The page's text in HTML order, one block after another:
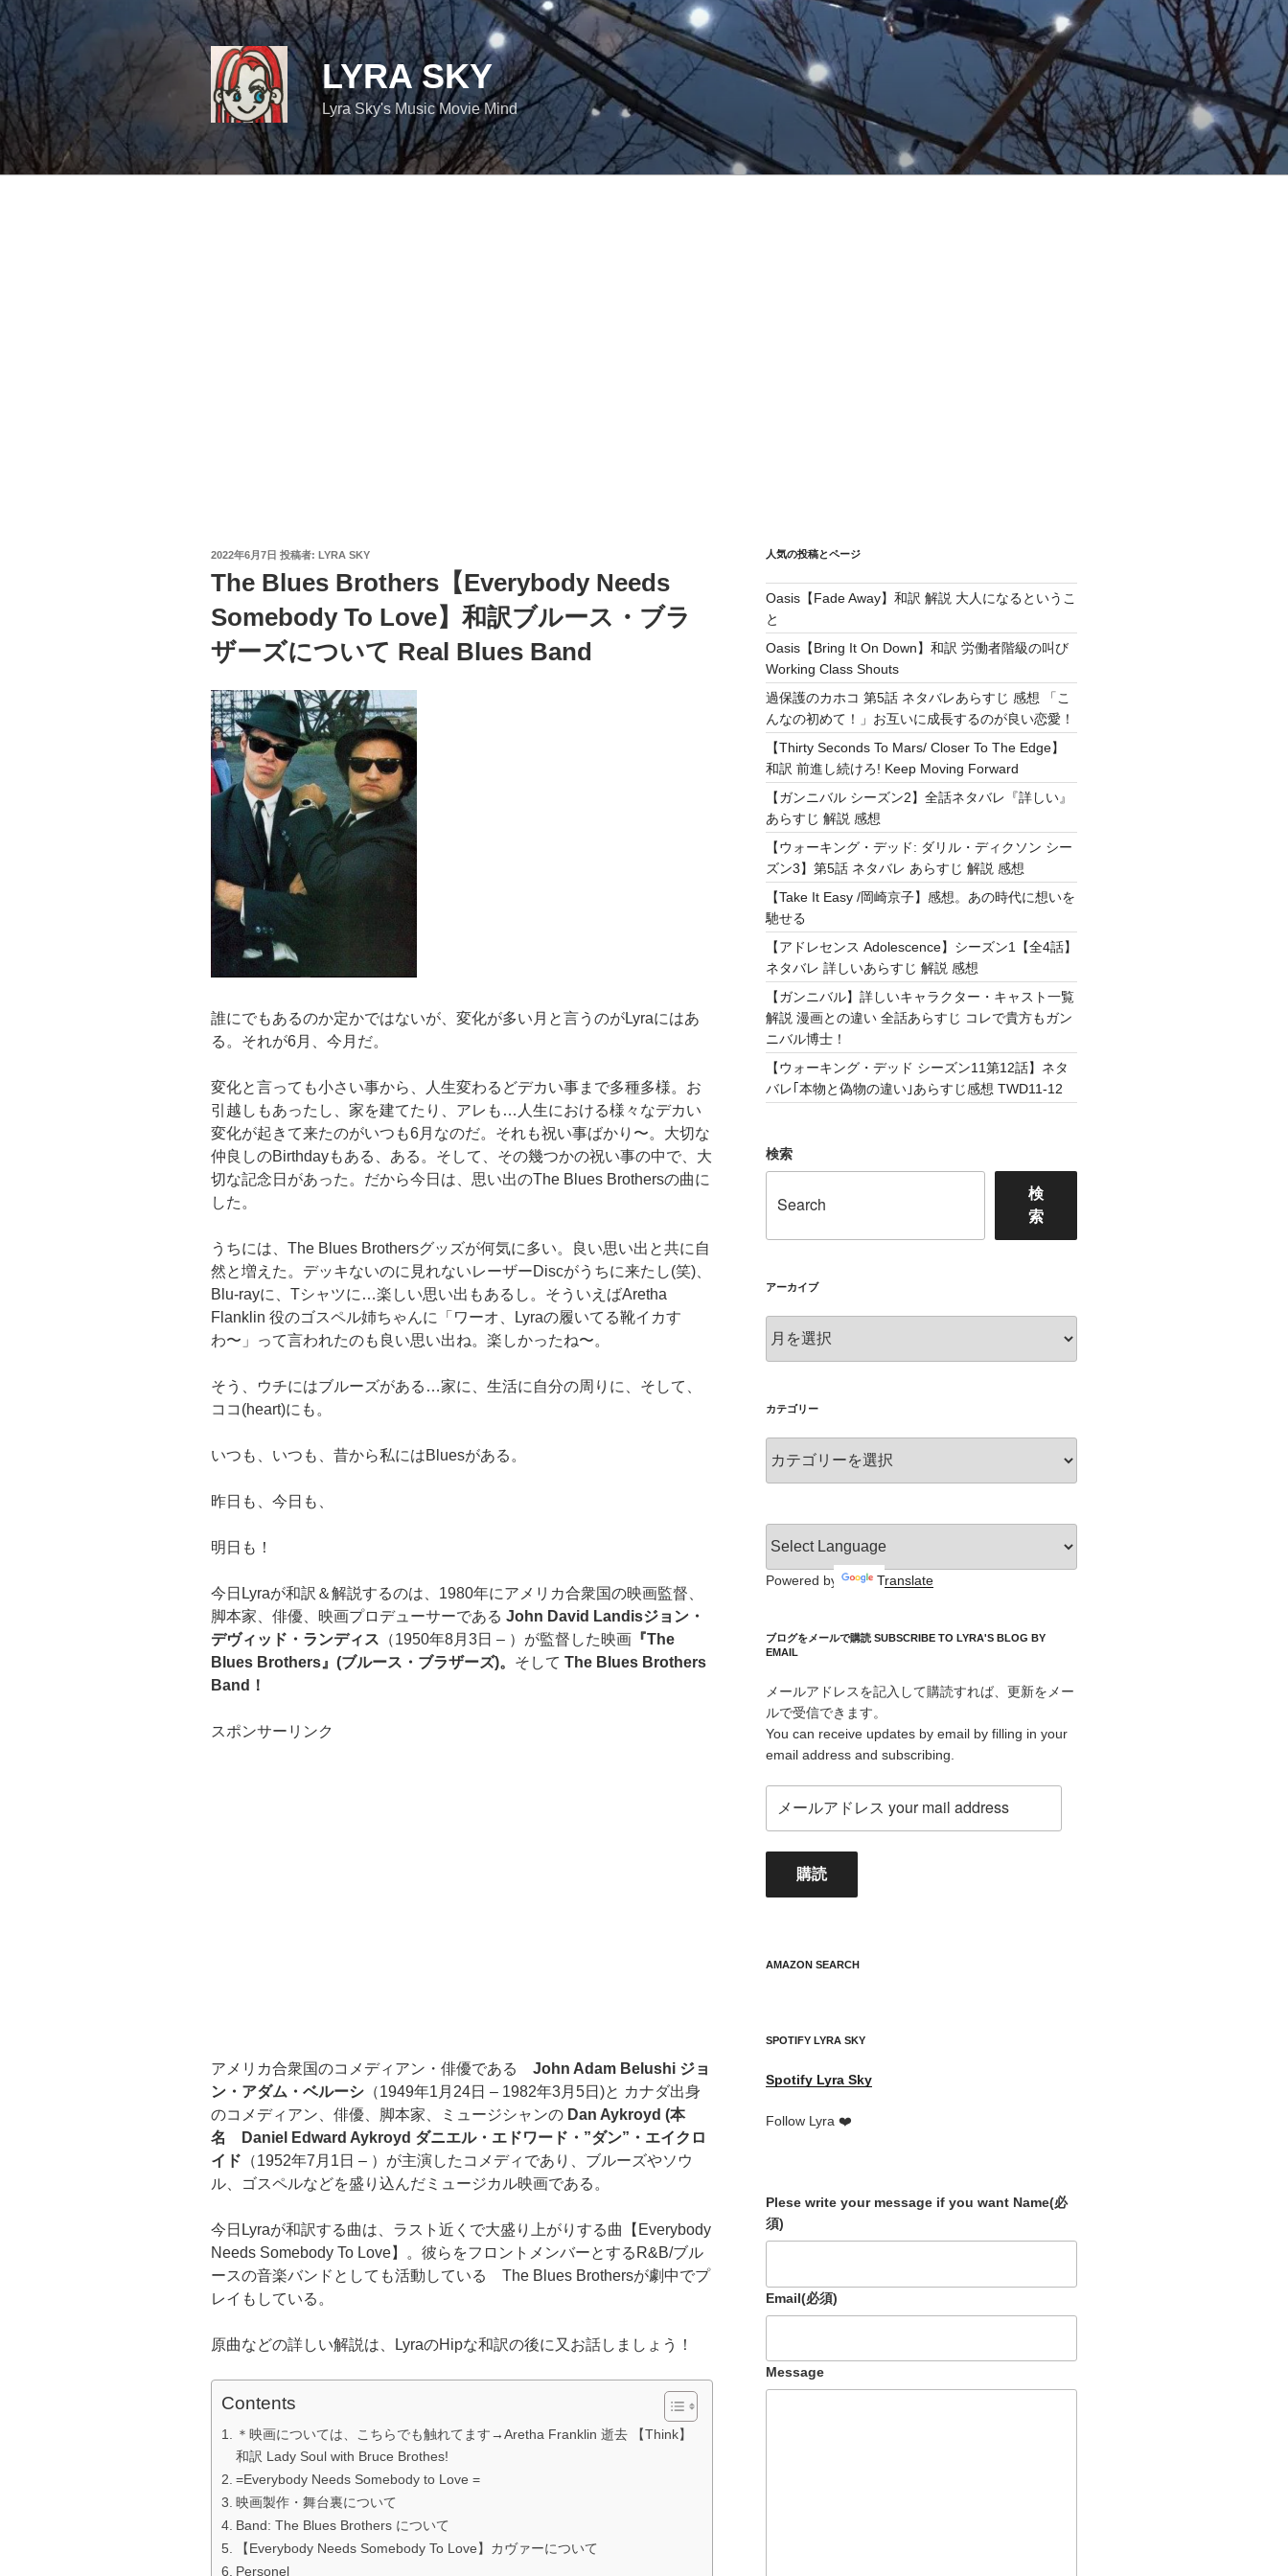
コ
テ
ン
ツ
へ
ス
キ
LYRA SKY
Lyra Sky's Music Movie Mind
投
2022年6月7日 投稿者: LYRA SKY
The Blues Brothers【Everybody Needs
Somebody To Love】和訳ブルース・ブラ
ザーズについて Real Blues Band
誰にでもあるのか定かではないが、変化が多い月と言うのがLyraにはあ
る。それが6月、今月だ。
変化と言っても小さい事から、人生変わるどデカい事まで多種多様。お
引越しもあったし、家を建てたり、アレも…人生における様々なデカい
変化が起きて来たのがいつも6月なのだ。それも祝い事ばかり〜。大切な
仲良しのBirthdayもある、ある。そして、その幾つかの祝い事の中で、大
切な記念日があった。だから今日は、思い出のThe Blues Brothersの曲に
した。
うちには、The Blues Brothersグッズが何気に多い。良い思い出と共に自
然と増えた。デッキないのに見れないレーザーDiscがうちに来たし(笑)、
Blu-rayに、Tシャツに…楽しい思い出もあるし。そういえばAretha
Flanklin 役のゴスペル姉ちゃんに「ワーオ、Lyraの履いてる靴イカす
わ〜」って言われたのも良い思い出ね。楽しかったね〜。
そう、ウチにはブルーズがある…家に、生活に自分の周りに、そして、
ココ(heart)にも。
いつも、いつも、昔から私にはBluesがある。
昨日も、今日も、
明日も！
今日Lyraが和訳＆解説するのは、1980年にアメリカ合衆国の映画監督、
脚本家、俳優、映画プロデューサーである John David Landisジョン・
デヴィッド・ランディス （1950年8月3日 – ）が監督した映画 『The
Blues Brothers』(ブルース・ブラザーズ)。 そして The Blues Brothers
Band！
スポンサーリンク
アメリカ合衆国のコメディアン・俳優である John Adam Belushi ジョ
ン・アダム・ベルーシ （1949年1月24日 – 1982年3月5日)と カナダ出身
のコメディアン、俳優、脚本家、ミュージシャンの Dan Aykroyd (本
名 Daniel Edward Aykroyd ダニエル・エドワード・”ダン”・エイクロ
イド （1952年7月1日 – ）が主演したコメディであり、ブルーズやソウ
ル、ゴスペルなどを盛り込んだミュージカル映画である。
今日Lyraが和訳する曲は、ラスト近くで大盛り上がりする曲【Everybody
Needs Somebody To Love】。 彼らをフロントメンバーとする R&B/ブル
ースの音楽バンドとしても活動している The Blues Brothersが劇中でプ
レイもしている。
原曲などの詳しい解説は、LyraのHipな和訳の後に又お話しましょう！
Contents
＊映画については、こちらでも触れてます→Aretha Franklin 逝去 【Think】
和訳 Lady Soul with Bruce Brothes!
=Everybody Needs Somebody to Love =
映画製作・舞台裏について
Band: The Blues Brothers について
【Everybody Needs Somebody To Love】カヴァーについて
Personel
人気の投稿とページ
Oasis【Fade Away】和訳 解説 大人になるというこ
と
Oasis【Bring It On Down】和訳 労働者階級の叫び
Working Class Shouts
過保護のカホコ 第5話 ネタバレあらすじ 感想 「こ
んなの初めて！」お互いに成長するのが良い恋愛！
【Thirty Seconds To Mars/ Closer To The Edge】
和訳 前進し続けろ! Keep Moving Forward
【ガンニバル シーズン2】全話ネタバレ『詳しい』
あらすじ 解説 感想
【ウォーキング・デッド: ダリル・ディクソン シー
ズン3】第5話 ネタバレ あらすじ 解説 感想
【Take It Easy /岡崎京子】感想。あの時代に想いを
馳せる
【アドレセンス Adolescence】シーズン1【全4話】
ネタバレ 詳しいあらすじ 解説 感想
【ガンニバル】詳しいキャラクター・キャスト一覧
解説 漫画との違い 全話あらすじ コレで貴方もガン
ニバル博士！
【ウォーキング・デッド シーズン11第12話】ネタ
バレ｢本物と偽物の違い｣あらすじ感想 TWD11-12
検索
検
索
アーカイブ
ー
ブ
カテゴリー
テ
Powered by Translate
ブログをメールで購読 SUBSCRIBE TO LYRA'S BLOG BY
EMAIL
メールアドレスを記入して購読すれば、更新をメー
ルで受信できます。
You can receive updates by email by filling in your
email address and subscribing.
ア
レ
mail
購読
AMAZON SEARCH
SPOTIFY LYRA SKY
Spotify Lyra Sky
Follow Lyra ❤️
Plese write your message if you want Name(必
須)
Email(必須)
Message